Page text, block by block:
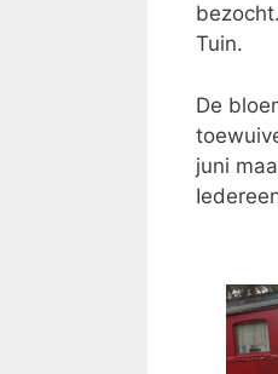
Tuin.
De
juni